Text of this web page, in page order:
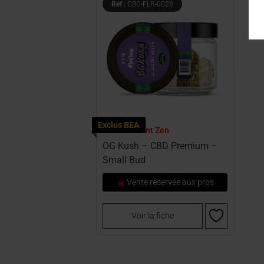
Ref : CBD-FLR-0028
Exclus BEA
Par :L'Instant Zen
OG Kush – CBD Premium –
Small Bud
Vente réservée aux pros
Voir la fiche